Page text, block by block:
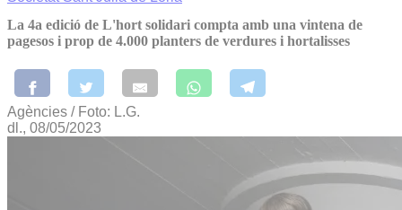
La 4a edició de L'hort solidari compta amb una vintena de
pagesos i prop de 4.000 planters de verdures i hortalisses
Agències / Foto: L.G.
dl., 08/05/2023